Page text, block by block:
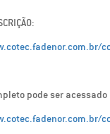
pode ser